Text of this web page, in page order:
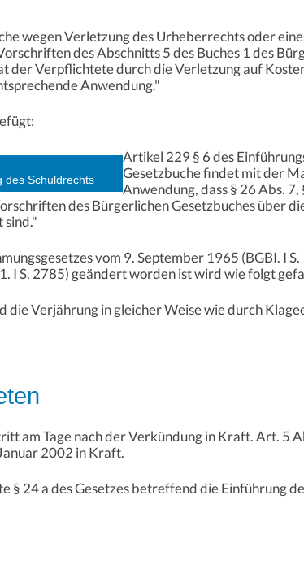
wegen Verletzung des Urheberrechts oder
des Abschnitts 5 des Buches 1 des
der Verpflichtete durch die Verletzung auf
Anwendung."
des Schuldrechts
Artikel 229 § 6 des
Gesetzbuche findet mit der
Anwendung, dass § 26 Abs.
des Bürgerlichen Gesetzbuches über
sind."
vom 9. September 1965 (BGBI. I
I S. 2785) geändert worden ist wird wie folgt
Verjährung in gleicher Weise wie durch
am Tage nach der Verkündung in Kraft. Art. 5
2002 in Kraft.
§ 24 a des Gesetzes betreffend die Einführung